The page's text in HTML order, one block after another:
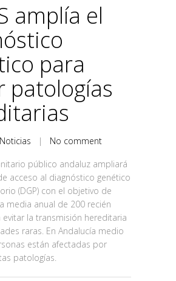
amplía el
para
patologías
Noticias | No comment
público andaluz ampliará
acceso al diagnóstico genético
(DGP) con el objetivo de
media anual de 200 recién
la transmisión hereditaria
raras. En Andalucía medio
están afectadas por
patologías.